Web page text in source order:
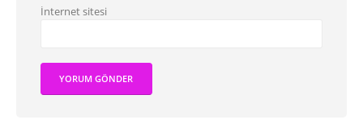
İnternet sitesi